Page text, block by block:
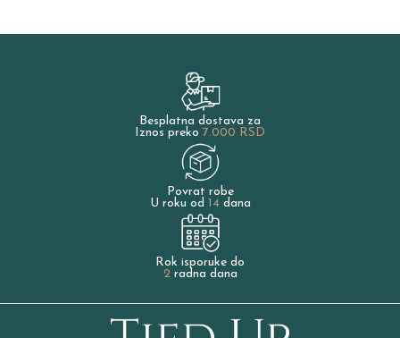
Besplatna dostava za
Iznos preko 7.000 RSD
Povrat robe
U roku od 14dana
Rok isporuke do
2radna dana